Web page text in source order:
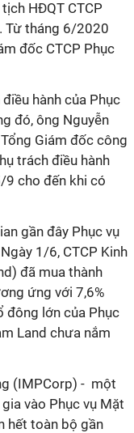
HĐQT CTCP
Từ tháng 6/2020
đốc CTCP Phục
hành của Phục
đó, ông Nguyễn
Giám đốc công
trách điều hành
9 cho đến khi có
gần đây Phục vụ
1/6, CTCP Kinh
đã mua thành
ứng với 7,6%
đông lớn của Phục
Land chưa nắm
(IMPCorp) - một
vào Phục vụ Mặt
hết toàn bộ gần